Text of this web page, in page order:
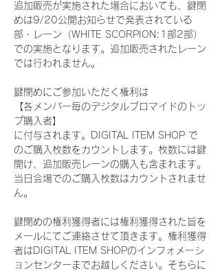
追加販売が実施された場合においても、鍵閉
めは9/20公開お知らせで発表されている
部・レーン（WHITE SCORPION:1部2部）
での実施となります。追加販売されたレーン
では行われません。
鍵閉めにご参加いただく権利は
【各メンバー毎のデジタルブロマイドのトッ
プ購入者】
に付与されます。DIGITAL ITEM SHOP で
のご購入枚数をカウントします。枚数には鍵
開け、追加販売レーンの購入も含まれます。
当日会場でのご購入枚数はカウントされませ
ん。
鍵閉めの権利獲得者には権利獲得された旨を
メールにてご連絡させて頂きます。権利獲得
者はDIGITAL ITEM SHOPのインフォメーシ
ョンセンターまでお越しください。そちらに